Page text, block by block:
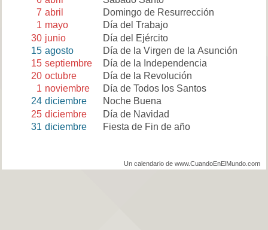
7 abril
Domingo de Resurrección
1 mayo
Día del Trabajo
30 junio
Día del Ejército
15 agosto
Día de la Virgen de la Asunción
15 septiembre
Día de la Independencia
20 octubre
Día de la Revolución
1 noviembre
Día de Todos los Santos
24 diciembre
Noche Buena
25 diciembre
Día de Navidad
31 diciembre Fiesta de Fin de año
Un calendario de www.CuandoEnElMundo.com